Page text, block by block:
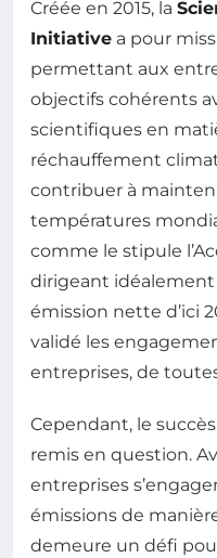
Créée en 2015, la
Initiative a pour
permettant aux
objectifs cohérents
scientifiques en
réchauffement
contribuer à
températures
comme le stipule
dirigeant
émission nette d’ici
validé les
entreprises, de
Cependant, le
remis en question.
entreprises
émissions de
demeure un défi